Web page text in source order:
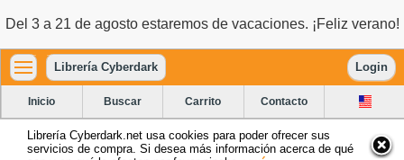
Del 3 a 21 de agosto estaremos de vacaciones. ¡Feliz verano!
Librería Cyberdark Login
Inicio Buscar Carrito Contacto
Librería Cyberdark.net usa cookies para poder ofrecer sus
servicios de compra. Si desea más información acerca de qué